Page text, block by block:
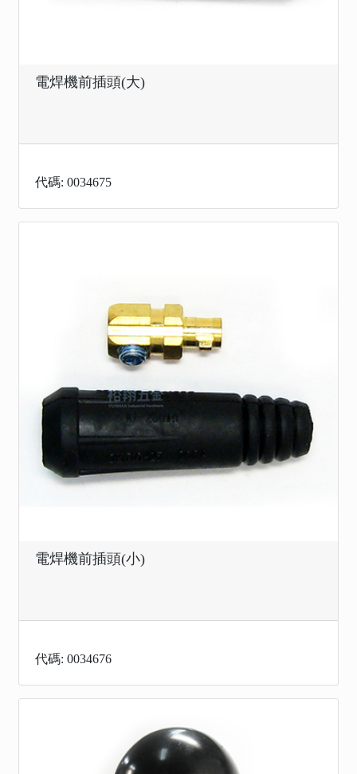
電焊機前插頭(大)
代碼: 0034675
電焊機前插頭(小)
代碼: 0034676